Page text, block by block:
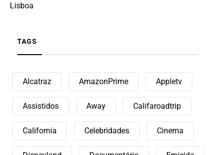
Lisboa
TAGS
Alcatraz AmazonPrime Appletv
Assistidos Away Califaroadtrip
California Celebridades Cinema